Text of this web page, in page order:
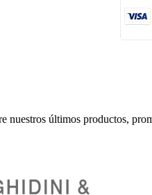
nuestros últimos productos,